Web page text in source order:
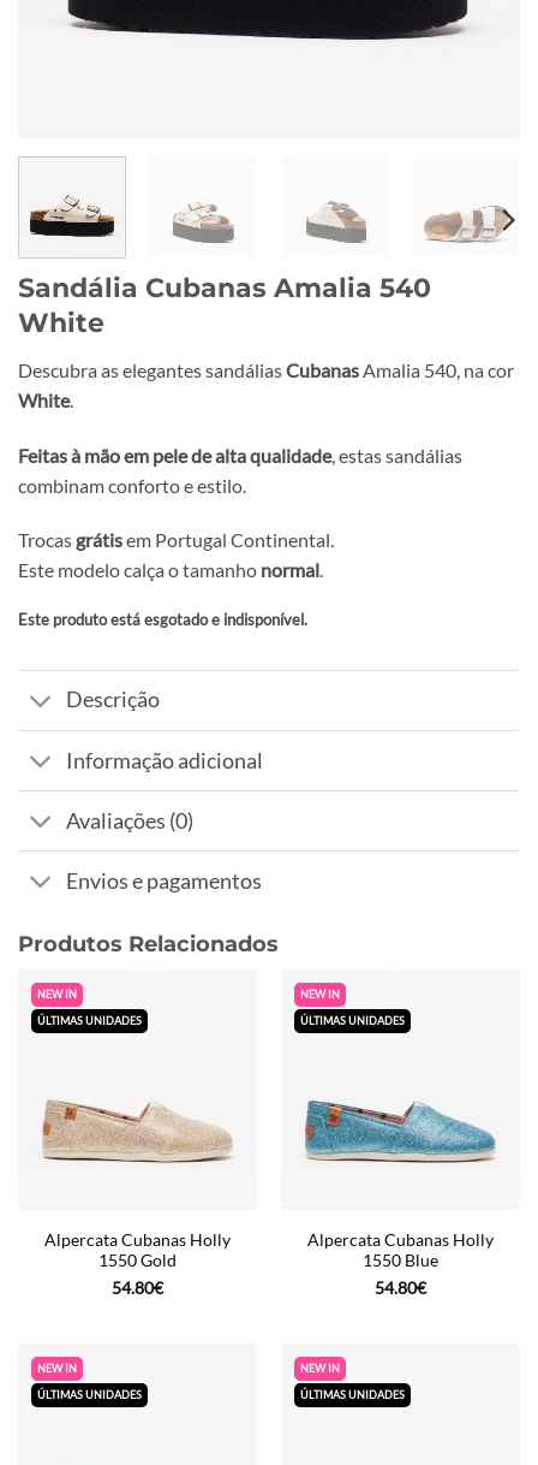
Sandália Cubanas Amalia 540
White
Descubra as elegantes sandáliasCubanasAmalia 540, na cor
White.
Feitas à mão em pele de alta qualidade, estas sandálias
combinam conforto e estilo.
Trocas grátisem Portugal Continental.
Este modelo calça o tamanho normal.
Este produto está esgotado e indisponível.
Alternative:
Descrição
Informação adicional
Avaliações (0)
Envios e pagamentos
Produtos Relacionados
NEW IN
ÚLTIMAS UNIDADES
Alpercata Cubanas Holly
1550 Gold
54.80€
NEW IN
ÚLTIMAS UNIDADES
Alpercata Cubanas Holly
1550 Blue
54.80€
NEW IN
ÚLTIMAS UNIDADES
NEW IN
ÚLTIMAS UNIDADES